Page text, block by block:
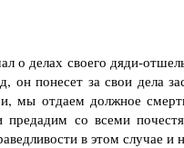
о делах своего дяди-
он понесет за свои дела
мы отдаем должное
предадим со всеми
в этом случае и